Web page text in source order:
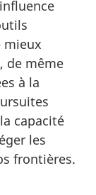
mieux
de même
à la
capacité
les
frontières.